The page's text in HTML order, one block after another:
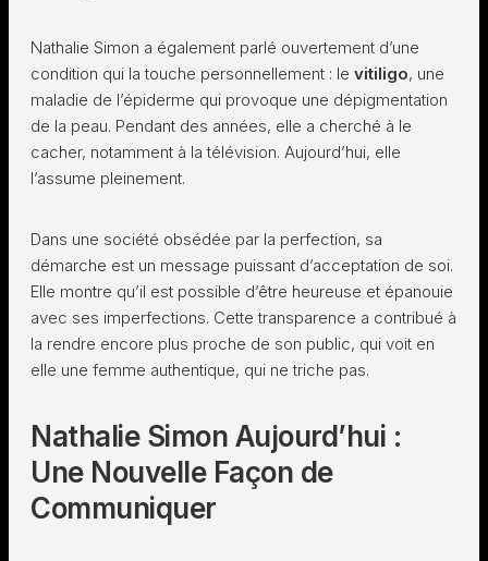
Nathalie Simon a également parlé ouvertement d’une
condition qui la touche personnellement : le vitiligo, une
maladie de l’épiderme qui provoque une dépigmentation
de la peau. Pendant des années, elle a cherché à le
cacher, notamment à la télévision. Aujourd’hui, elle
l’assume pleinement.
Dans une société obsédée par la perfection, sa
démarche est un message puissant d’acceptation de soi.
Elle montre qu’il est possible d’être heureuse et épanouie
avec ses imperfections. Cette transparence a contribué à
la rendre encore plus proche de son public, qui voit en
elle une femme authentique, qui ne triche pas.
Nathalie Simon Aujourd’hui :
Une Nouvelle Façon de
Communiquer